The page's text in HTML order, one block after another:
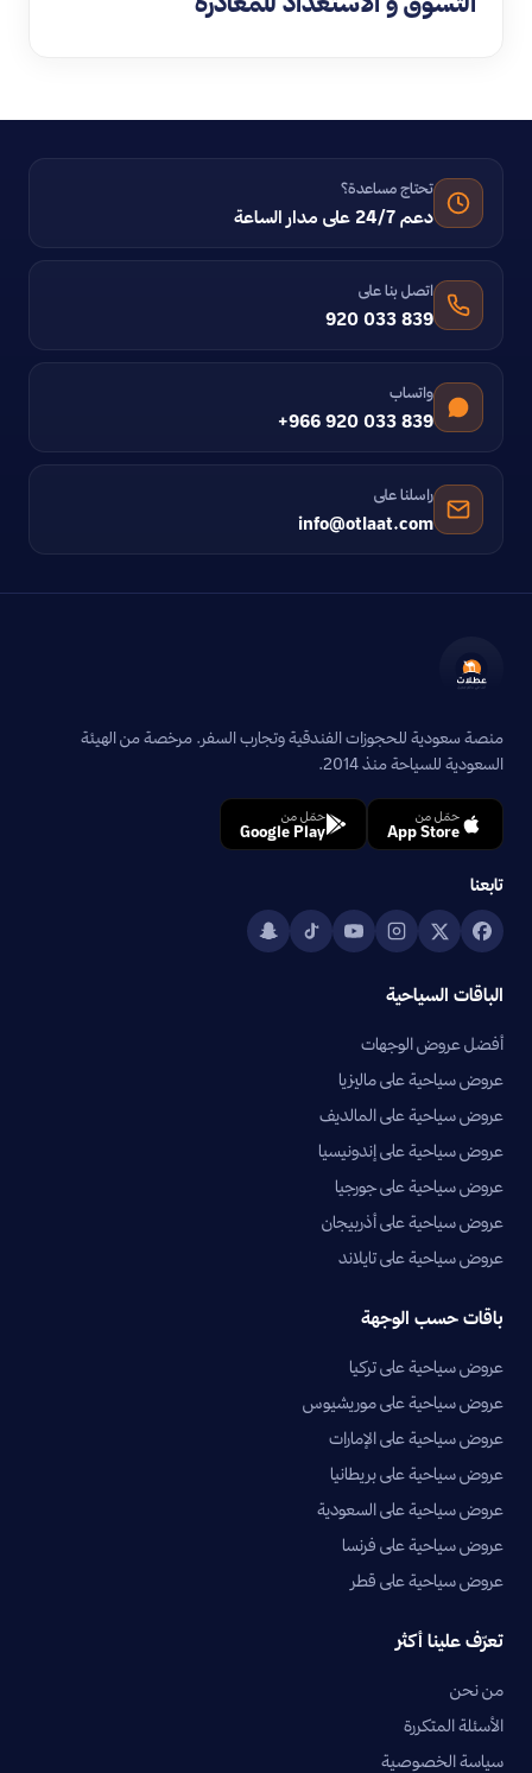
تحتاج مساعدة؟
دعم 24/7 على مدار الساعة
اتصل بنا على
920 033 839
واتساب
+966 920 033 839
راسلنا على
info@otlaat.com
منصة سعودية للحجوزات الفندقية وتجارب السفر. مرخصة من الهيئة
السعودية للسياحة منذ 2014.
حمّل من
App Store
حمّل من
Google Play
تابعنا
الباقات السياحية
أفضل عروض الوجهات
عروض سياحية على ماليزيا
عروض سياحية على المالديف
عروض سياحية على إندونيسيا
عروض سياحية على جورجيا
عروض سياحية على أذربيجان
عروض سياحية على تايلاند
باقات حسب الوجهة
عروض سياحية على تركيا
عروض سياحية على موريشيوس
عروض سياحية على الإمارات
عروض سياحية على بريطانيا
عروض سياحية على السعودية
عروض سياحية على فرنسا
عروض سياحية على قطر
تعرّف علينا أكثر
من نحن
الأسئلة المتكررة
سياسة الخصوصية